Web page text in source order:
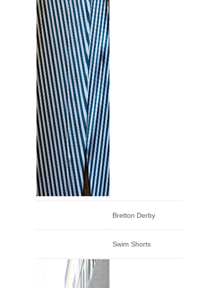
Bretton Derby
Swim Shorts